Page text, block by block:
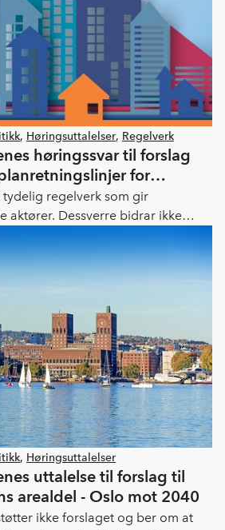
Snarere tvert imot. Vi ber
omarbeide forslaget og sende det
høringssvar.
, Høringsuttalelser, Regelverk
høringssvar til forslag
for
tydelig regelverk som gir
aktører. Dessverre bidrar ikke
og utredninger for plan- og
og hvordan kravene skal forstås.
departementet om å omarbeide
på en ny høring. Les vårt
, Høringsuttalelser
uttalelse til forslag til
arealdel - Oslo mot 2040
ikke forslaget og ber om at